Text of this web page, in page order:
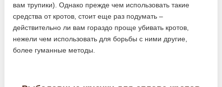
вам трупики). Однако прежде чем использовать такие
средства от кротов, стоит еще раз подумать –
действительно ли вам гораздо проще убивать кротов,
нежели чем использовать для борьбы с ними другие,
более гуманные методы.